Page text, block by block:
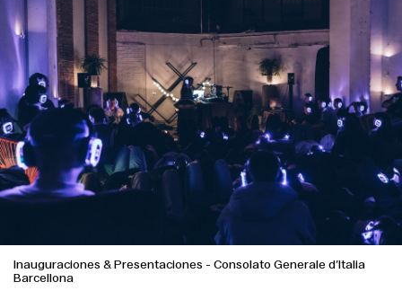
Inauguraciones & Presentaciones - Consolato Generale d’Italia
Barcellona